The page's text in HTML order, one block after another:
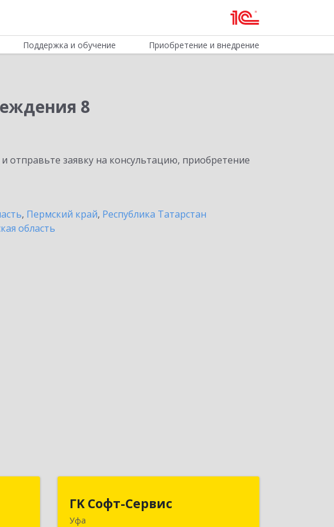
Поддержка и обучение Приобретение и внедрение
8
заявку на консультацию, приобретение
, Пермский край, Республика Татарстан
область
г,
ГK Софт-Сервис
Уфа